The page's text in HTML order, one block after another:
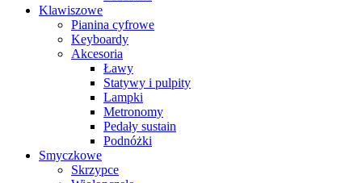
Klawiszowe
Pianina cyfrowe
Keyboardy
Akcesoria
Ławy
Statywy i pulpity
Lampki
Metronomy
Pedały sustain
Podnóżki
Smyczkowe
Skrzypce